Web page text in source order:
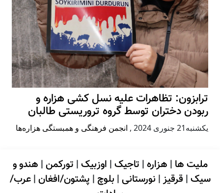
ترابزون: تظاهرات علیه نسل کشی هزاره و
ربودن دختران توسط گروه تروریستی طالبان
يكشنبه21 جنوری 2024 , انجمن فرهنگی و همبستگی هزاره‌ها
ملیت ها | هزاره| تاجیک| اوزبیک| تورکمن| هندو و
سیک| قرقیز| نورستانی| بلوچ | پشتون/افغان|عرب/